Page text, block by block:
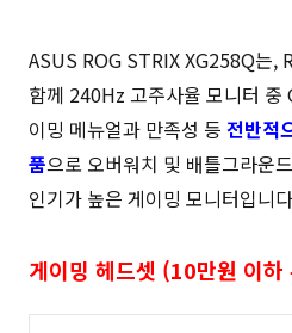
ASUS ROG STRIX XG258Q는,
함께 240Hz 고주사율 모니터 중
이밍 메뉴얼과 만족성 등 전반적
품으로 오버워치 및 배틀그라운
인기가 높은 게이밍 모니터입니
게이밍 헤드셋 (10만원 이하